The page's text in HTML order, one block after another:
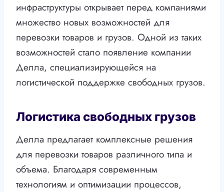
инфраструктуры открывает перед компаниями
множество новых возможностей для
перевозки товаров и грузов. Одной из таких
возможностей стало появление компании
Делла, специализирующейся на
логистической поддержке свободных грузов.
Логистика свободных грузов
Делла предлагает комплексные решения
для перевозки товаров различного типа и
объема. Благодаря современным
технологиям и оптимизации процессов,